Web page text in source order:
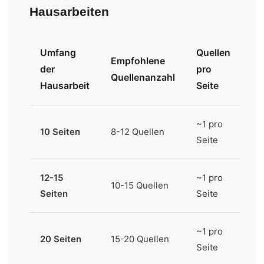
Hausarbeiten
Umfang
der
Hausarbeit
Empfohlene
Quellenanzahl
Quellen
pro
Seite
10 Seiten 8-12 Quellen
~1 pro
Seite
12-15
Seiten
10-15 Quellen
~1 pro
Seite
20 Seiten 15-20 Quellen
~1 pro
Seite